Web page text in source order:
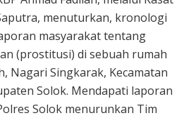
menuturkan, kronologi
masyarakat tentang
(prostitusi) di sebuah rumah
Nagari Singkarak, Kecamatan
Solok. Mendapati laporan
Solok menurunkan Tim